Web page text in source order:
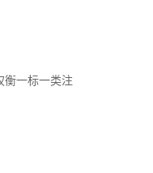
衡一标一类注